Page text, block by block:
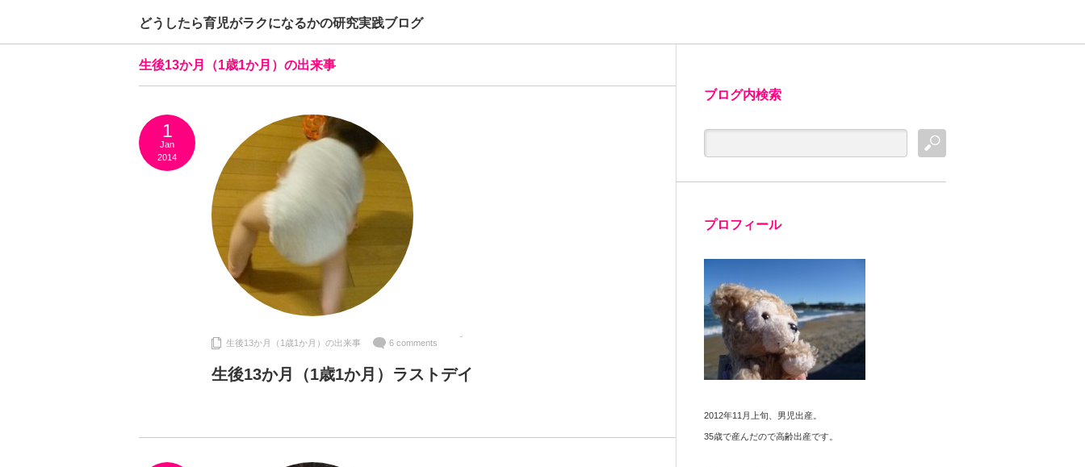
どうしたら育児がラクになるかの研究実践ブログ
生後13か月（1歳1か月）の出来事
1
Jan
2014
生後13か月（1歳1か月）の出来事 6 comments
生後13か月（1歳1か月）ラストデイ
ブログ内検索
プロフィール
2012年11月上旬、男児出産。
35歳で産んだので高齢出産です。